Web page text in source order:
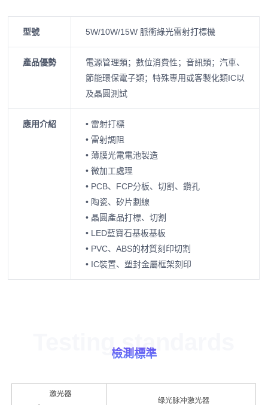
型號 5W/10W/15W 脈衝綠光雷射打標機
產品優勢
電源管理類；數位消費性；音訊類；汽車、
節能環保電子類；特殊專用或客製化類IC以
及晶圓測試
應用介紹
• 雷射打標
• 雷射調阻
• 薄膜光電電池製造
• 微加工處理
• PCB、FCP分板、切割、鑽孔
• 陶瓷、矽片劃線
• 晶圓產品打標、切割
• LED藍寶石基板基板
• PVC、ABS的材質刻印切割
• IC裝置、塑封金屬框架刻印
Testing standards
檢測標準